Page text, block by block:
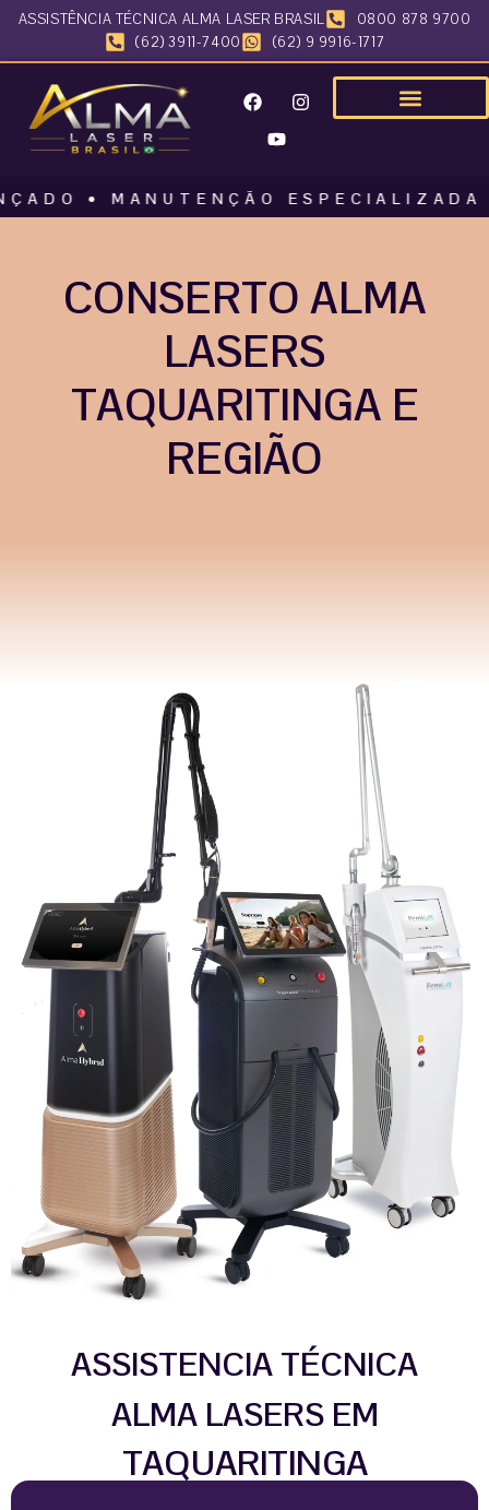
ASSISTÊNCIA TÉCNICA ALMA LASER BRASIL
0800 878 9700
(62) 3911-7400
(62) 9 9916-1717
• MANUTENÇÃO ESPECIALIZADA
CONSERTO ALMA
LASERS
TAQUARITINGA E
REGIÃO
ASSISTENCIA TÉCNICA
ALMA LASERS EM
TAQUARITINGA